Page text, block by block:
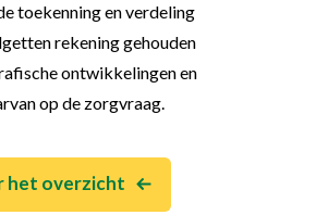
het overzicht
toekenning en verdeling
rekening gehouden
ontwikkelingen en
op de zorgvraag.